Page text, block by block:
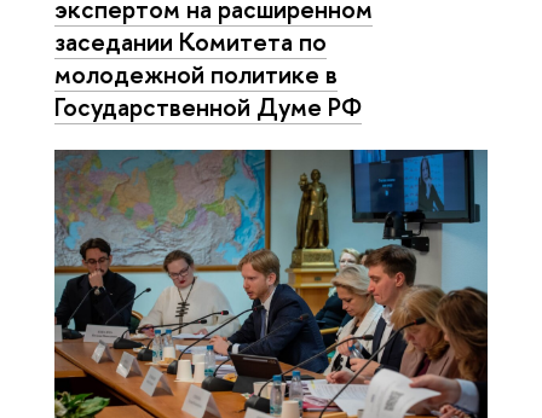
экспертом на расширенном
заседании Комитета по
молодежной политике в
Государственной Думе РФ